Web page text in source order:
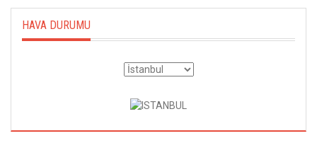
HAVA DURUMU